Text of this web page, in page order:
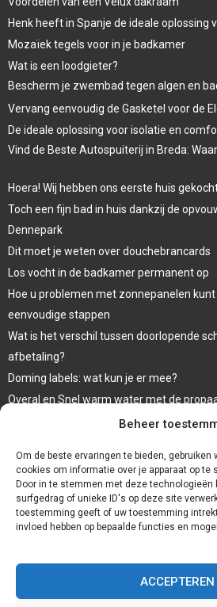
Beheer
Om de beste ervaringen te bieden,
cookies om informatie over je apparaat op te
Door in te stemmen met deze
surfgedrag of unieke ID's op deze site
toestemming geeft of uw toestemming
invloed hebben op bepaalde functies en
ACCEPTEREN
Henk heeft in Spanje de ideale oplossing
Mozaïek tegels voor in je badkamer
Wat is een loodgieter?
Bescherm je zwembad tegen algen en
Vervang eenvoudig de Gasketel voor de
De ideale oplossing voor isolatie en
Vind de Beste Autospuiterij in Breda:
Hoera! Wij hebben ons eerste huis
Toch een fijn bad in huis dankzij de
Dennepark
Dit moet je weten over douchebrancards
Los vocht in de badkamer permanent op
Hoe u problemen met zonnepanelen
eenvoudige stappen
Wat is het verschil tussen doorlopende
afbetaling?
Doming labels: wat kun je er mee?
Overal en Snel warm water met de
waar koop ik een wc bril